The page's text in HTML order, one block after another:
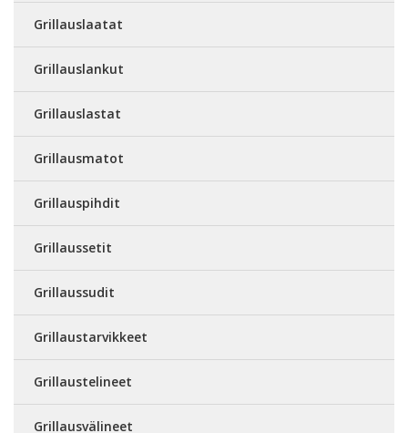
Grillauslaatat
Grillauslankut
Grillauslastat
Grillausmatot
Grillauspihdit
Grillaussetit
Grillaussudit
Grillaustarvikkeet
Grillaustelineet
Grillausvälineet